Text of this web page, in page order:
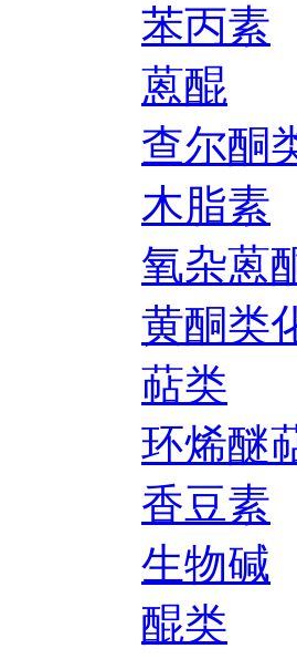
苯丙素
蒽醌
查尔酮
木脂素
氧杂蒽
黄酮类
萜类
环烯醚
香豆素
生物碱
醌类